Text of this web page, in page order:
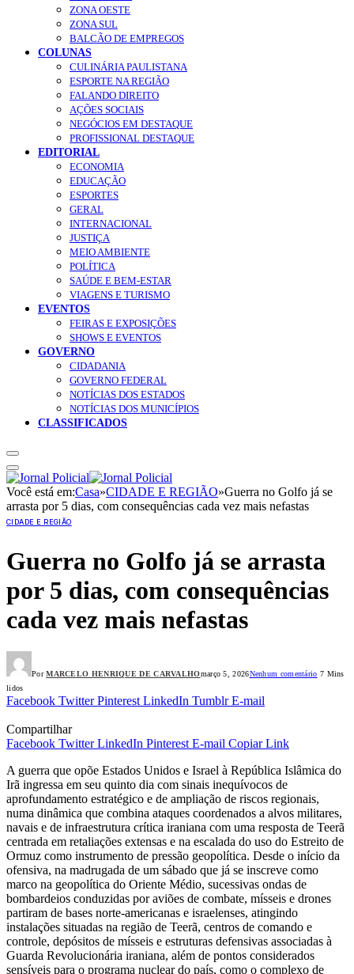
ZONA OESTE
ZONA SUL
BALCÃO DE EMPREGOS
COLUNAS
CULINÁRIA PAULISTANA
ESPORTE NA REGIÃO
FALANDO DIREITO
AÇÕES SOCIAIS
NEGÓCIOS EM DESTAQUE
PROFISSIONAL DESTAQUE
EDITORIAL
ECONOMIA
EDUCAÇÃO
ESPORTES
GERAL
INTERNACIONAL
JUSTIÇA
MEIO AMBIENTE
POLÍTICA
SAÚDE E BEM-ESTAR
VIAGENS E TURISMO
EVENTOS
FEIRAS E EXPOSIÇÕES
SHOWS E EVENTOS
GOVERNO
CIDADANIA
GOVERNO FEDERAL
NOTÍCIAS DOS ESTADOS
NOTÍCIAS DOS MUNICÍPIOS
CLASSIFICADOS
Você está em:Casa»CIDADE E REGIÃO»Guerra no Golfo já se
arrasta por 5 dias, com consequências cada vez mais nefastas
CIDADE E REGIÃO
Guerra no Golfo já se arrasta
por 5 dias, com consequências
cada vez mais nefastas
Por MARCELO HENRIQUE DE CARVALHOmarço 5, 2026Nenhum comentário 7 Mins
lidos
Facebook Twitter Pinterest LinkedIn Tumblr E-mail
Compartilhar
Facebook Twitter LinkedIn Pinterest E-mail Copiar Link
A guerra que opõe Estados Unidos e Israel à República Islâmica do
Irã ingressa em seu quinto dia com sinais inequívocos de
aprofundamento estratégico e de ampliação de riscos regionais,
numa dinâmica que combina ataques coordenados a alvos militares,
navais e de infraestrutura crítica iraniana com uma resposta de Teerã
centrada em retaliações extensas e na escalada do uso do Estreito de
Ormuz como instrumento de pressão geopolítica. Desde o início da
ofensiva, na madrugada de um sábado que já se inscreve como
marco na geopolítica do Oriente Médio, sucessivas ondas de
bombardeios conduzidas por aviões de combate, mísseis e drones
partiram de bases norte‑americanas e israelenses, atingindo
instalações situadas na região de Teerã, centros de comando e
controle, depósitos de mísseis e estruturas defensivas associadas à
Guarda Revolucionária iraniana, além de pontos considerados
sensíveis para o programa nuclear do país, como o complexo de